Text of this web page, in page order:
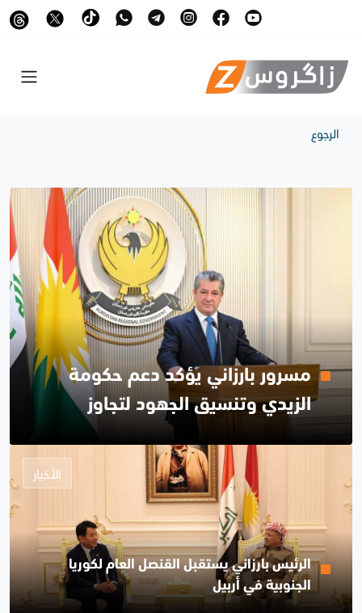
الرجوع
مسرور بارزاني يؤكد دعم حكومة
الزيدي وتنسيق الجهود لتجاوز
الأزمات: الإقليم ليس طرفاً في
الصراعات ونطالب بدعم دفاعاتنا الأخبار
الرئيس بارزاني يستقبل القنصل العام لكوريا
الجنوبية في أربيل